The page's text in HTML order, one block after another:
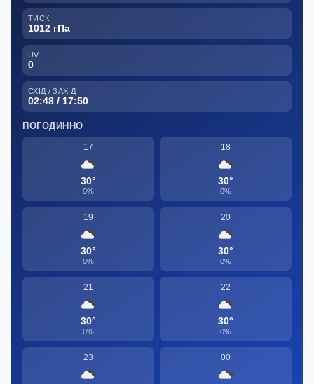
ТИСК
1012 гПа
UV
0
СХІД / ЗАХІД
02:48 / 17:50
ПОГОДИННО
17
30°
0%
18
30°
0%
19
30°
0%
20
30°
0%
21
30°
0%
22
30°
0%
23 00